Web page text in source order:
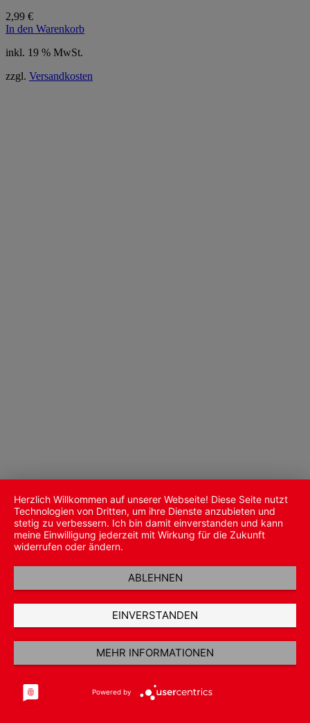
2,99 €
In den Warenkorb
inkl. 19 % MwSt.
zzgl. Versandkosten
Herzlich Willkommen auf unserer Webseite! Diese Seite nutzt
Technologien von Dritten, um ihre Dienste anzubieten und
stetig zu verbessern. Ich bin damit einverstanden und kann
meine Einwilligung jederzeit mit Wirkung für die Zukunft
widerrufen oder ändern.
ABLEHNEN
EINVERSTANDEN
MEHR INFORMATIONEN
Powered by